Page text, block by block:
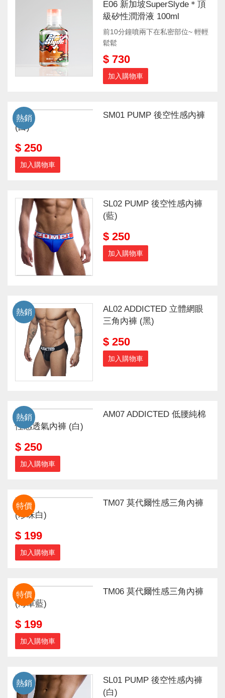
E06 新加坡SuperSlyde＊頂
級矽性潤滑液 100ml
前10分鐘噴兩下在私密部位~ 輕輕
鬆鬆
$ 730
加入購物車
SM01 PUMP 後空性感內褲
(白)
$ 250
加入購物車
熱銷
SL02 PUMP 後空性感內褲
(藍)
$ 250
加入購物車
AL02 ADDICTED 立體網眼
三角內褲 (黑)
$ 250
加入購物車
熱銷
AM07 ADDICTED 低腰純棉
性感透氣內褲 (白)
$ 250
加入購物車
熱銷
TM07 莫代爾性感三角內褲
(珍珠白)
$ 199
加入購物車
特價
TM06 莫代爾性感三角內褲
(海軍藍)
$ 199
加入購物車
特價
SL01 PUMP 後空性感內褲
(白)
熱銷